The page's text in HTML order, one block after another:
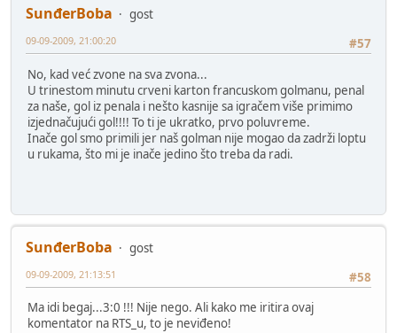
SunđerBoba
gost
#57
09-09-2009, 21:00:20
No, kad već zvone na sva zvona...
U trinestom minutu crveni karton francuskom golmanu, penal
za naše, gol iz penala i nešto kasnije sa igračem više primimo
izjednačujući gol!!!! To ti je ukratko, prvo poluvreme.
Inače gol smo primili jer naš golman nije mogao da zadrži loptu
u rukama, što mi je inače jedino što treba da radi.
SunđerBoba
gost
#58
09-09-2009, 21:13:51
Ma idi begaj...3:0 !!! Nije nego. Ali kako me iritira ovaj
komentator na RTS_u, to je neviđeno!